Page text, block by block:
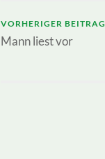
VORHERIGER BEITRAG
Mann liest vor